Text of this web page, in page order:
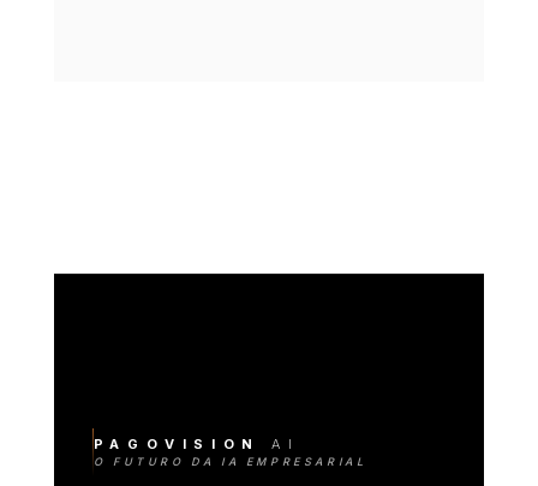
PAGOVISIONAI
O FUTURO DA IA EMPRESARIAL